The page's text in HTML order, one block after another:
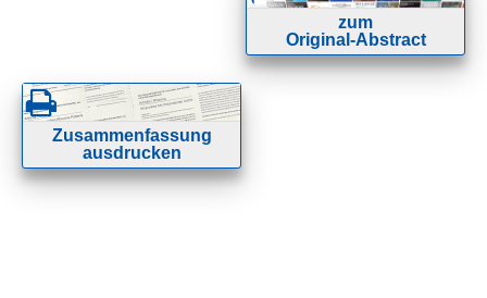
zum
Original-Abstract
Zusammenfassung
ausdrucken